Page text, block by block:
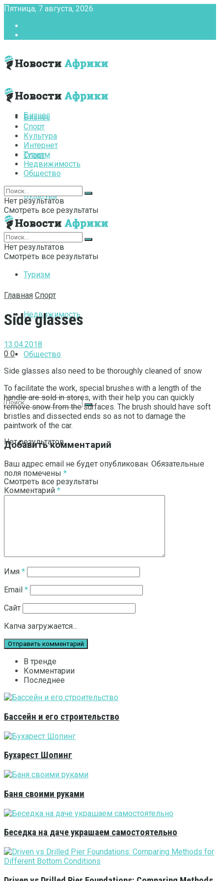
Пятница, 7 августа, 2026
Бизнес
Спорт
Культура
Интернет
Туризм
Недвижимость
Общество
Нет результатов
Смотреть все результаты
Бизнес
Спорт
Культура
Интернет
Туризм
Недвижимость
Общество
Нет результатов
Смотреть все результаты
Нет результатов
Смотреть все результаты
Главная Спорт
Side glasses
13.04.2018
0 0
Side glasses also need to be thoroughly cleaned of snow
To facilitate the work, special brushes with a length of the
handle are sold in stores, with their help you can quickly
remove snow from the surfaces. The brush should have soft
bristles and dissected ends so as not to damage the
paintwork of the car.
Добавить комментарий
Ваш адрес email не будет опубликован. Обязательные
поля помечены *
Комментарий *
Имя *
Email *
Сайт
Капча загружается...
В тренде
Комментарии
Последнее
Бассейн и его строительство
Бухарест Шопинг
Баня своими руками
Беседка на даче украшаем самостоятельно